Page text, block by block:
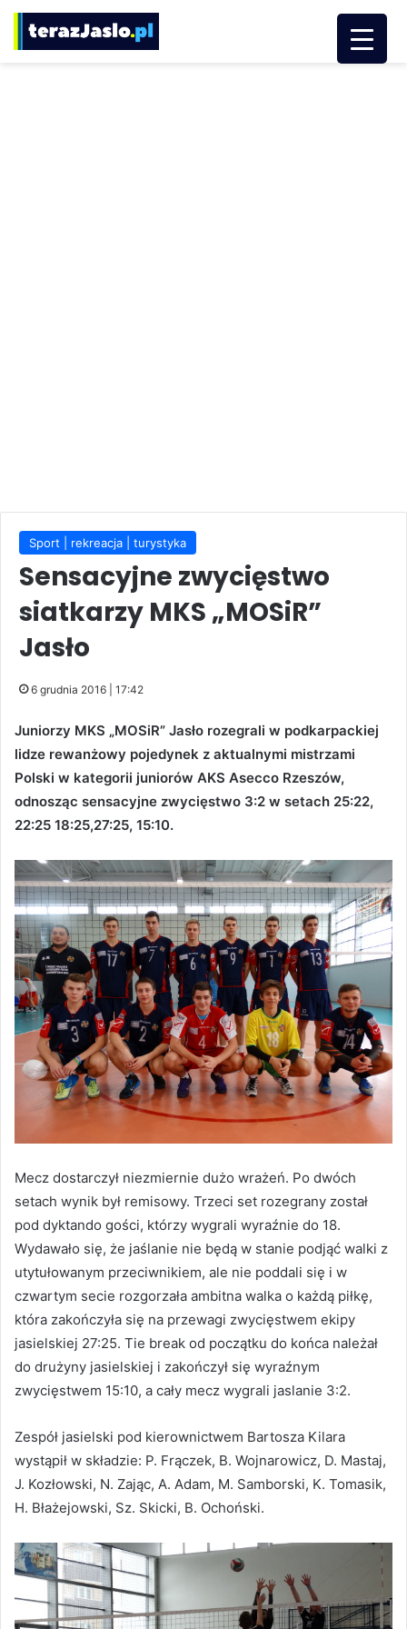
Sport | rekreacja | turystyka
Sensacyjne zwycięstwo
siatkarzy MKS „MOSiR”
Jasło
6 grudnia 2016 | 17:42
Juniorzy MKS „MOSiR” Jasło rozegrali w podkarpackiej
lidze rewanżowy pojedynek z aktualnymi mistrzami
Polski w kategorii juniorów AKS Asecco Rzeszów,
odnosząc sensacyjne zwycięstwo 3:2 w setach 25:22,
22:25 18:25,27:25, 15:10.
Mecz dostarczył niezmiernie dużo wrażeń. Po dwóch
setach wynik był remisowy. Trzeci set rozegrany został
pod dyktando gości, którzy wygrali wyraźnie do 18.
Wydawało się, że jaślanie nie będą w stanie podjąć walki z
utytułowanym przeciwnikiem, ale nie poddali się i w
czwartym secie rozgorzała ambitna walka o każdą piłkę,
która zakończyła się na przewagi zwycięstwem ekipy
jasielskiej 27:25. Tie break od początku do końca należał
do drużyny jasielskiej i zakończył się wyraźnym
zwycięstwem 15:10, a cały mecz wygrali jaslanie 3:2.
Zespół jasielski pod kierownictwem Bartosza Kilara
wystąpił w składzie: P. Frączek, B. Wojnarowicz, D. Mastaj,
J. Kozłowski, N. Zając, A. Adam, M. Samborski, K. Tomasik,
H. Błażejowski, Sz. Skicki, B. Ochoński.